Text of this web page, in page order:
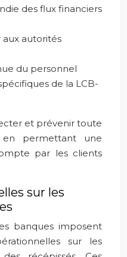
des flux financiers
autorités
du personnel
de la LCB-
et prévenir toute
permettant une
par les clients
sur les
banques imposent
sur les